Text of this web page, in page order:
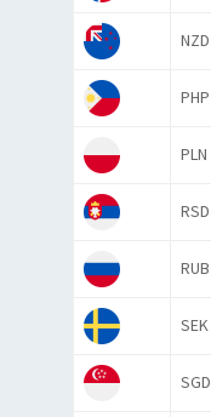
NZD
PHP
PLN
RSD
RUB
SEK
SGD